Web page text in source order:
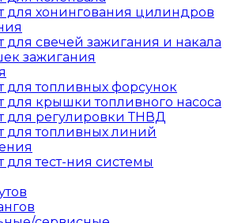
для хонингования цилиндров
для свечей зажигания и накала
зажигания
для топливных форсунок
для крышки топливного насоса
для регулировки ТНВД
для топливных линий
тест-ния системы